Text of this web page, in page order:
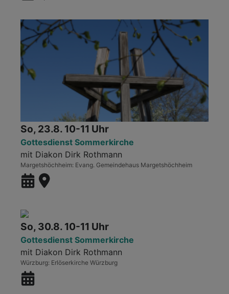
So, 23.8. 10-11 Uhr
Gottesdienst Sommerkirche
mit Diakon Dirk Rothmann
Margetshöchheim Evang. Gemeindehaus Margetshöchheim
So, 30.8. 10-11 Uhr
Gottesdienst Sommerkirche
mit Diakon Dirk Rothmann
Würzburg Erlöserkirche Würzburg